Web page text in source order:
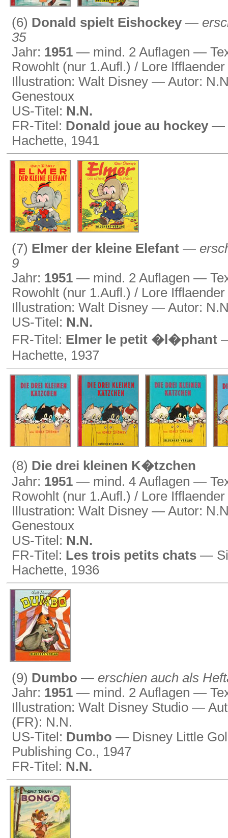
(6) Donald spielt Eishockey —
35
Jahr: 1951 — mind. 2 Auflagen —
Rowohlt (nur 1.Aufl.) / Lore Ifflaender
Illustration: Walt Disney — Autor:
Genestoux
US-Titel: N.N.
FR-Titel: Donald joue au hockey —
Hachette, 1941
(7) Elmer der kleine Elefant —
9
Jahr: 1951 — mind. 2 Auflagen —
Rowohlt (nur 1.Aufl.) / Lore Ifflaender
Illustration: Walt Disney — Autor:
US-Titel: N.N.
FR-Titel: Elmer le petit �l�phant
Hachette, 1937
(8) Die drei kleinen K�tzchen
Jahr: 1951 — mind. 4 Auflagen —
Rowohlt (nur 1.Aufl.) / Lore Ifflaender
Illustration: Walt Disney — Autor:
Genestoux
US-Titel: N.N.
FR-Titel: Les trois petits chats —
Hachette, 1936
(9) Dumbo — erschien auch als
Jahr: 1951 — mind. 2 Auflagen —
Illustration: Walt Disney Studio —
(FR): N.N.
US-Titel: Dumbo — Disney Little
Publishing Co., 1947
FR-Titel: N.N.